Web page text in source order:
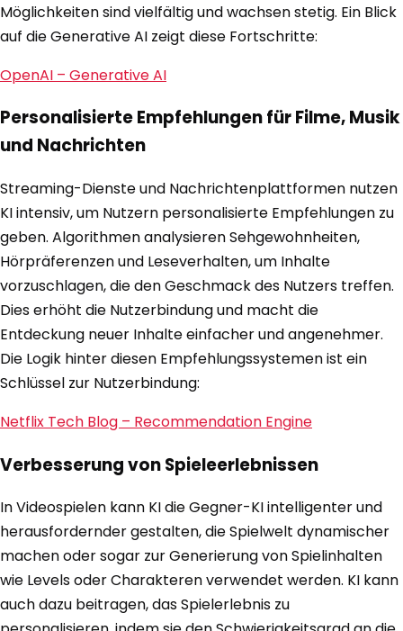
Möglichkeiten sind vielfältig und wachsen stetig. Ein Blick
auf die Generative AI zeigt diese Fortschritte:
OpenAI – Generative AI
Personalisierte Empfehlungen für Filme, Musik
und Nachrichten
Streaming-Dienste und Nachrichtenplattformen nutzen
KI intensiv, um Nutzern personalisierte Empfehlungen zu
geben. Algorithmen analysieren Sehgewohnheiten,
Hörpräferenzen und Leseverhalten, um Inhalte
vorzuschlagen, die den Geschmack des Nutzers treffen.
Dies erhöht die Nutzerbindung und macht die
Entdeckung neuer Inhalte einfacher und angenehmer.
Die Logik hinter diesen Empfehlungssystemen ist ein
Schlüssel zur Nutzerbindung:
Netflix Tech Blog – Recommendation Engine
Verbesserung von Spieleerlebnissen
In Videospielen kann KI die Gegner-KI intelligenter und
herausfordernder gestalten, die Spielwelt dynamischer
machen oder sogar zur Generierung von Spielinhalten
wie Levels oder Charakteren verwendet werden. KI kann
auch dazu beitragen, das Spielerlebnis zu